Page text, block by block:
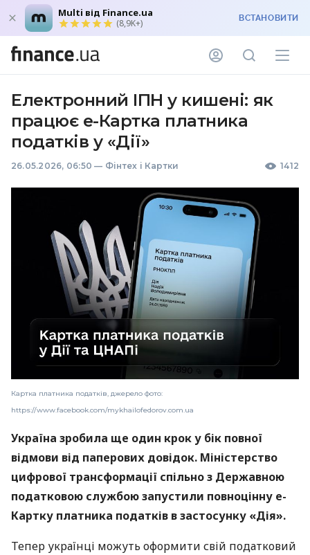
Multi від Finance.ua
(8,9K+) ВСТАНОВИТИ
Електронний ІПН у кишені: як
працює е-Картка платника
податків у «Дії»
26.05.2026, 06:50 — Фінтех і Картки 1412
Картка платника податків, джерело фото:
https://www.facebook.com/mykhailofedorov.com.ua
Україна зробила ще один крок у бік повної
відмови від паперових довідок. Міністерство
цифрової трансформації спільно з Державною
податковою службою запустили повноцінну е-
Картку платника податків в застосунку «Дія».
Тепер українці можуть оформити свій податковий